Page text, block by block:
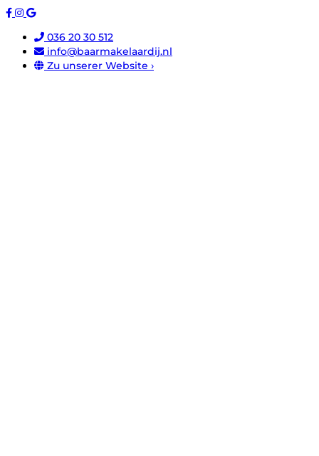
036 20 30 512
info@baarmakelaardij.nl
Zu unserer Website ›